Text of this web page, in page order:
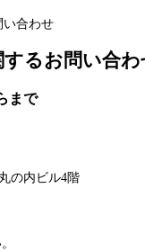
い合わせ
するお問い合
まで
の内ビル4階